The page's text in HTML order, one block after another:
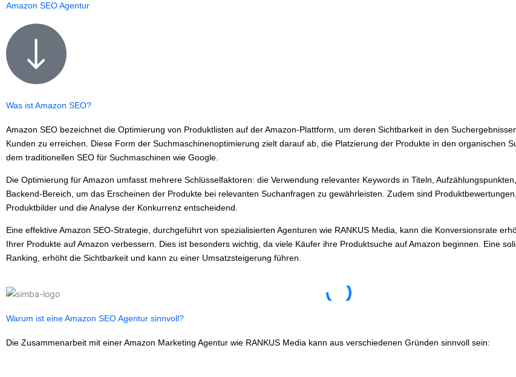
Amazon SEO Agentur
Was ist Amazon SEO?
Amazon SEO bezeichnet die Optimierung von Produktlisten auf der Amazon-Plattform, um deren Sichtbarkeit in den
Kunden zu erreichen. Diese Form der Suchmaschinenoptimierung zielt darauf ab, die Platzierung der Produkte in den organischen
dem traditionellen SEO für Suchmaschinen wie Google.
Die Optimierung für Amazon umfasst mehrere Schlüsselfaktoren: die Verwendung relevanter Keywords in Titeln,
Backend-Bereich, um das Erscheinen der Produkte bei relevanten Suchanfragen zu gewährleisten. Zudem sind
Produktbilder und die Analyse der Konkurrenz entscheidend.
Eine effektive Amazon SEO-Strategie, durchgeführt von spezialisierten Agenturen wie RANKUS Media, kann die Konversionsrate
Ihrer Produkte auf Amazon verbessern. Dies ist besonders wichtig, da viele Käufer ihre Produktsuche auf Amazon beginnen. Eine
Ranking, erhöht die Sichtbarkeit und kann zu einer Umsatzsteigerung führen.
Warum ist eine Amazon SEO Agentur sinnvoll?
Die Zusammenarbeit mit einer Amazon Marketing Agentur wie RANKUS Media kann aus verschiedenen Gründen sinnvoll sein: